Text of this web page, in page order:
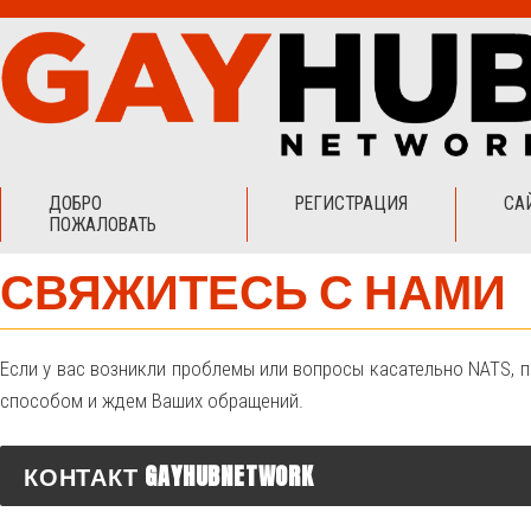
ДОБРО
ПОЖАЛОВАТЬ
РЕГИСТРАЦИЯ
СВЯЖИТЕСЬ С НАМИ
Если у вас возникли проблемы или вопросы касательно
способом и ждем Ваших обращений.
КОНТАКТ GAYHUBNETWORK